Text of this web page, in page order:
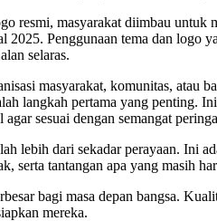
resmi, masyarakat diimbau untuk
Penggunaan tema dan logo
selaras.
masyarakat, komunitas, atau
langkah pertama yang penting.
sesuai dengan semangat
lebih dari sekadar perayaan. Ini
serta tantangan apa yang masih
bagi masa depan bangsa.
mereka.